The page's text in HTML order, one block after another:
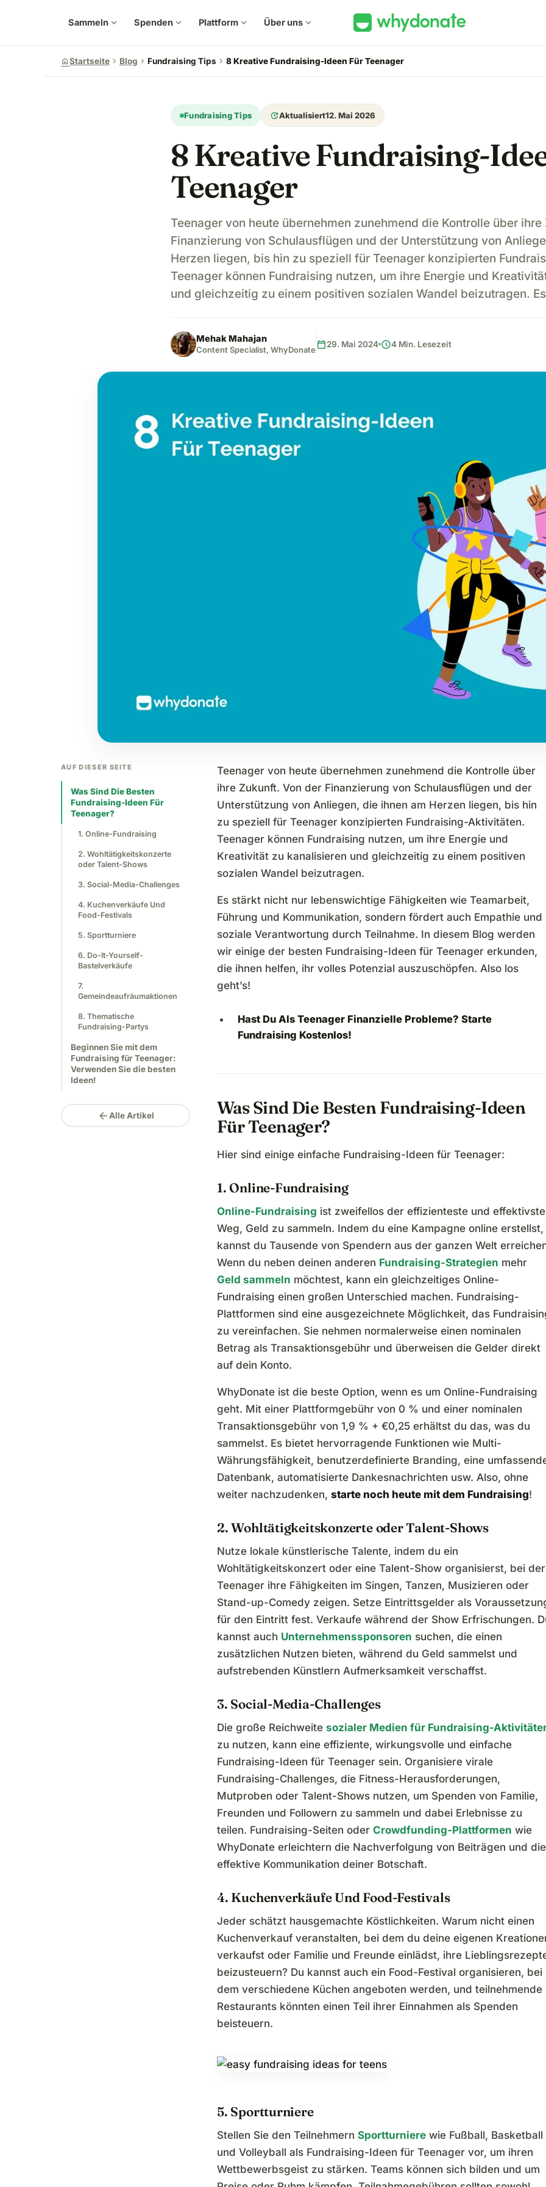
Sammeln expand_more Spenden expand_more Plattform expand_more Über uns expand_more
homeStartseite chevron_right Blog chevron_right Fundraising Tips chevron_right 8 Kreative Fundraising-Ideen Für Teenager
Fundraising Tips updateAktualisiert12. Mai 2026
8 Kreative Fundraising-
Teenager
Teenager von heute übernehmen zunehmend die Kontrolle über ihre
Finanzierung von Schulausflügen und der Unterstützung von
Herzen liegen, bis hin zu speziell für Teenager konzipierten
Teenager können Fundraising nutzen, um ihre Energie und
und gleichzeitig zu einem positiven sozialen Wandel beizutragen.
Mehak Mahajan
Content Specialist, WhyDonate calendar_today29. Mai 2024 schedule4 Min. Lesezeit
AUF DIESER SEITE
Was Sind Die Besten
Fundraising-Ideen Für
Teenager?
1. Online-Fundraising
2. Wohltätigkeitskonzerte
oder Talent-Shows
3. Social-Media-Challenges
4. Kuchenverkäufe Und
Food-Festivals
5. Sportturniere
6. Do-It-Yourself-
Bastelverkäufe
7.
Gemeindeaufräumaktionen
8. Thematische
Fundraising-Partys
Beginnen Sie mit dem
Fundraising für Teenager:
Verwenden Sie die besten
Ideen!
arrow_backAlle Artikel
Teenager von heute übernehmen zunehmend die Kontrolle über
ihre Zukunft. Von der Finanzierung von Schulausflügen und der
Unterstützung von Anliegen, die ihnen am Herzen liegen, bis hin
zu speziell für Teenager konzipierten Fundraising-Aktivitäten.
Teenager können Fundraising nutzen, um ihre Energie und
Kreativität zu kanalisieren und gleichzeitig zu einem positiven
sozialen Wandel beizutragen.
Es stärkt nicht nur lebenswichtige Fähigkeiten wie Teamarbeit,
Führung und Kommunikation, sondern fördert auch Empathie und
soziale Verantwortung durch Teilnahme. In diesem Blog werden
wir einige der besten Fundraising-Ideen für Teenager erkunden,
die ihnen helfen, ihr volles Potenzial auszuschöpfen. Also los
geht’s!
Hast Du Als Teenager Finanzielle Probleme? Starte
Fundraising Kostenlos!
Was Sind Die Besten Fundraising-Ideen
Für Teenager?
Hier sind einige einfache Fundraising-Ideen für Teenager:
1. Online-Fundraising
Online-Fundraising ist zweifellos der effizienteste und effektivste
Weg, Geld zu sammeln. Indem du eine Kampagne online erstellst,
kannst du Tausende von Spendern aus der ganzen Welt
Wenn du neben deinen anderen Fundraising-Strategien mehr
Geld sammeln möchtest, kann ein gleichzeitiges Online-
Fundraising einen großen Unterschied machen. Fundraising-
Plattformen sind eine ausgezeichnete Möglichkeit, das
zu vereinfachen. Sie nehmen normalerweise einen nominalen
Betrag als Transaktionsgebühr und überweisen die Gelder direkt
auf dein Konto.
WhyDonate ist die beste Option, wenn es um Online-Fundraising
geht. Mit einer Plattformgebühr von 0 % und einer nominalen
Transaktionsgebühr von 1,9 % + €0,25 erhältst du das, was du
sammelst. Es bietet hervorragende Funktionen wie Multi-
Währungsfähigkeit, benutzerdefinierte Branding, eine
Datenbank, automatisierte Dankesnachrichten usw. Also, ohne
weiter nachzudenken, starte noch heute mit dem Fundraising!
2. Wohltätigkeitskonzerte oder Talent-Shows
Nutze lokale künstlerische Talente, indem du ein
Wohltätigkeitskonzert oder eine Talent-Show organisierst, bei der
Teenager ihre Fähigkeiten im Singen, Tanzen, Musizieren oder
Stand-up-Comedy zeigen. Setze Eintrittsgelder als
für den Eintritt fest. Verkaufe während der Show Erfrischungen.
kannst auch Unternehmenssponsoren suchen, die einen
zusätzlichen Nutzen bieten, während du Geld sammelst und
aufstrebenden Künstlern Aufmerksamkeit verschaffst.
3. Social-Media-Challenges
Die große Reichweite sozialer Medien für Fundraising-
zu nutzen, kann eine effiziente, wirkungsvolle und einfache
Fundraising-Ideen für Teenager sein. Organisiere virale
Fundraising-Challenges, die Fitness-Herausforderungen,
Mutproben oder Talent-Shows nutzen, um Spenden von Familie,
Freunden und Followern zu sammeln und dabei Erlebnisse zu
teilen. Fundraising-Seiten oder Crowdfunding-Plattformen wie
WhyDonate erleichtern die Nachverfolgung von Beiträgen und die
effektive Kommunikation deiner Botschaft.
4. Kuchenverkäufe Und Food-Festivals
Jeder schätzt hausgemachte Köstlichkeiten. Warum nicht einen
Kuchenverkauf veranstalten, bei dem du deine eigenen
verkaufst oder Familie und Freunde einlädst, ihre
beizusteuern? Du kannst auch ein Food-Festival organisieren, bei
dem verschiedene Küchen angeboten werden, und teilnehmende
Restaurants könnten einen Teil ihrer Einnahmen als Spenden
beisteuern.
5. Sportturniere
Stellen Sie den Teilnehmern Sportturniere wie Fußball, Basketball
und Volleyball als Fundraising-Ideen für Teenager vor, um ihren
Wettbewerbsgeist zu stärken. Teams können sich bilden und um